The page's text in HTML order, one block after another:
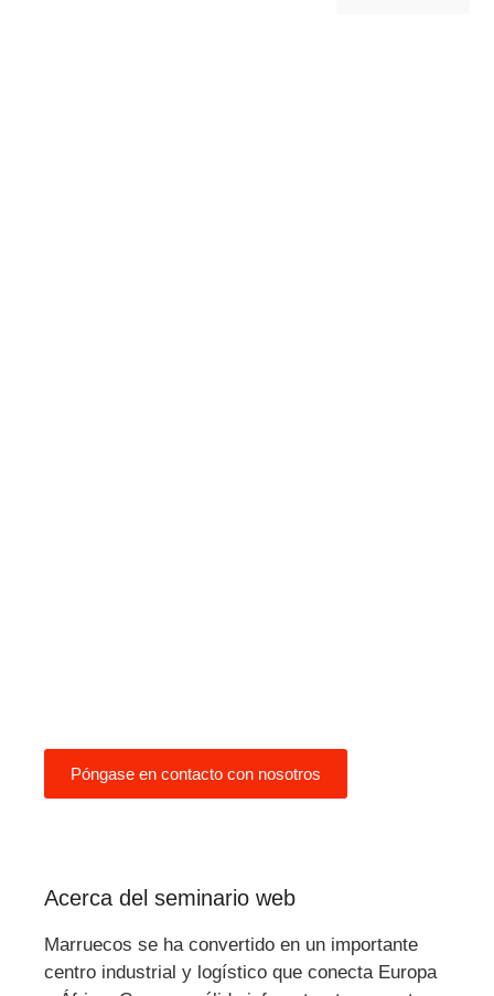
Póngase en contacto con nosotros
Acerca del seminario web
Marruecos se ha convertido en un importante
centro industrial y logístico que conecta Europa